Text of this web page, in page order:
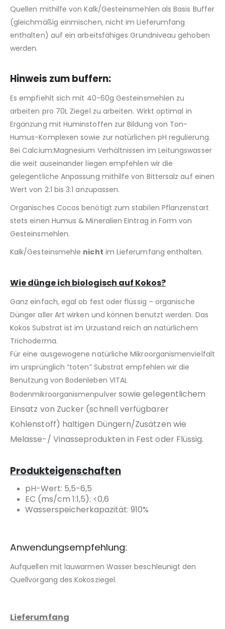
Quellen mithilfe von Kalk/Gesteinsmehlen als Basis Buffer
(gleichmäßig einmischen, nicht im Lieferumfang
enthalten) auf ein arbeitsfähiges Grundniveau gehoben
werden.
Hinweis zum buffern:
Es empfiehlt sich mit 40-60g Gesteinsmehlen zu
arbeiten pro 70L Ziegel zu arbeiten. Wirkt optimal in
Ergänzung mit Huminstoffen zur Bildung von Ton-
Humus-Komplexen sowie zur natürlichen pH regulierung.
Bei Calcium:Magnesium Verhältnissen im Leitungswasser
die weit auseinander liegen empfehlen wir die
gelegentliche Anpassung mithilfe von Bittersalz auf einen
Wert von 2:1 bis 3:1 anzupassen.
Organisches Cocos benötigt zum stabilen Pflanzenstart
stets einen Humus & Mineralien Eintrag in Form von
Gesteinsmehlen.
Kalk/Gesteinsmehle nicht im Lieferumfang enthalten.
Wie dünge ich biologisch auf Kokos?
Ganz einfach, egal ob fest oder flüssig – organische
Dünger aller Art wirken und können benutzt werden. Das
Kokos Substrat ist im Urzustand reich an natürlichem
Trichoderma.
Für eine ausgewogene natürliche Mikroorganismenvielfalt
im ursprünglich “toten” Substrat empfehlen wir die
Benutzung von Bodenleben VITAL
Bodenmikroorganismenpulversowie gelegentlichem
Einsatz von Zucker (schnell verfügbarer
Kohlenstoff) haltigen Düngern/Zusätzen wie
Melasse-/ Vinasseprodukten in Fest oder Flüssig.
Produkteigenschaften
pH-Wert: 5,5-6,5
EC (ms/cm 1:1,5): <0,6
Wasserspeicherkapazität: 910%
Anwendungsempfehlung:
Aufquellen mit lauwarmen Wasser beschleunigt den
Quellvorgang des Kokosziegel.
Lieferumfang